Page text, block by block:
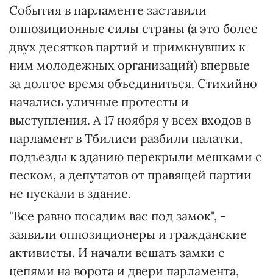
События в парламенте заставили
оппозиционные силы страны (а это более
двух десятков партий и примкнувших к
ним молодежных организаций) впервые
за долгое время объединиться. Стихийно
начались уличные протесты и
выступления. А 17 ноября у всех входов в
парламент в Тбилиси разбили палатки,
подъезды к зданию перекрыли мешками с
песком, а депутатов от правящей партии
не пускали в здание.
"Все равно посадим вас под замок", -
заявили оппозиционеры и гражданские
активисты. И начали вешать замки с
цепями на ворота и двери парламента,